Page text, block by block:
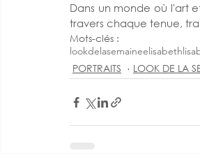
Dans un monde où l'art
travers chaque tenue,
Mots-clés :
lookdelasemaine
PORTRAITS LOOK DE LA